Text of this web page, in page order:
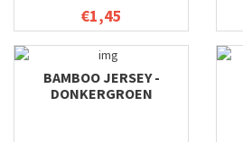
€1,45
BAMBOO JERSEY -
DONKERGROEN